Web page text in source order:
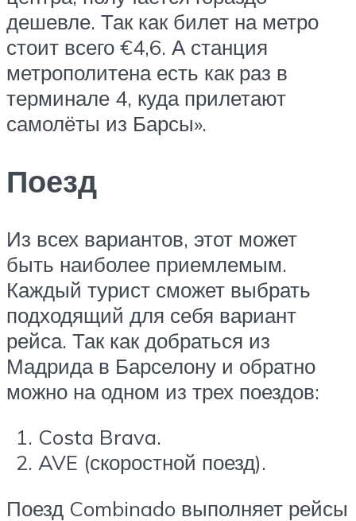
дешевле. Так как билет на метро
стоит всего €4,6. А станция
метрополитена есть как раз в
терминале 4, куда прилетают
самолёты из Барсы».
Поезд
Из всех вариантов, этот может
быть наиболее приемлемым.
Каждый турист сможет выбрать
подходящий для себя вариант
рейса. Так как добраться из
Мадрида в Барселону и обратно
можно на одном из трех поездов:
Costa Brava.
AVE (скоростной поезд).
Поезд Combinado выполняет рейсы